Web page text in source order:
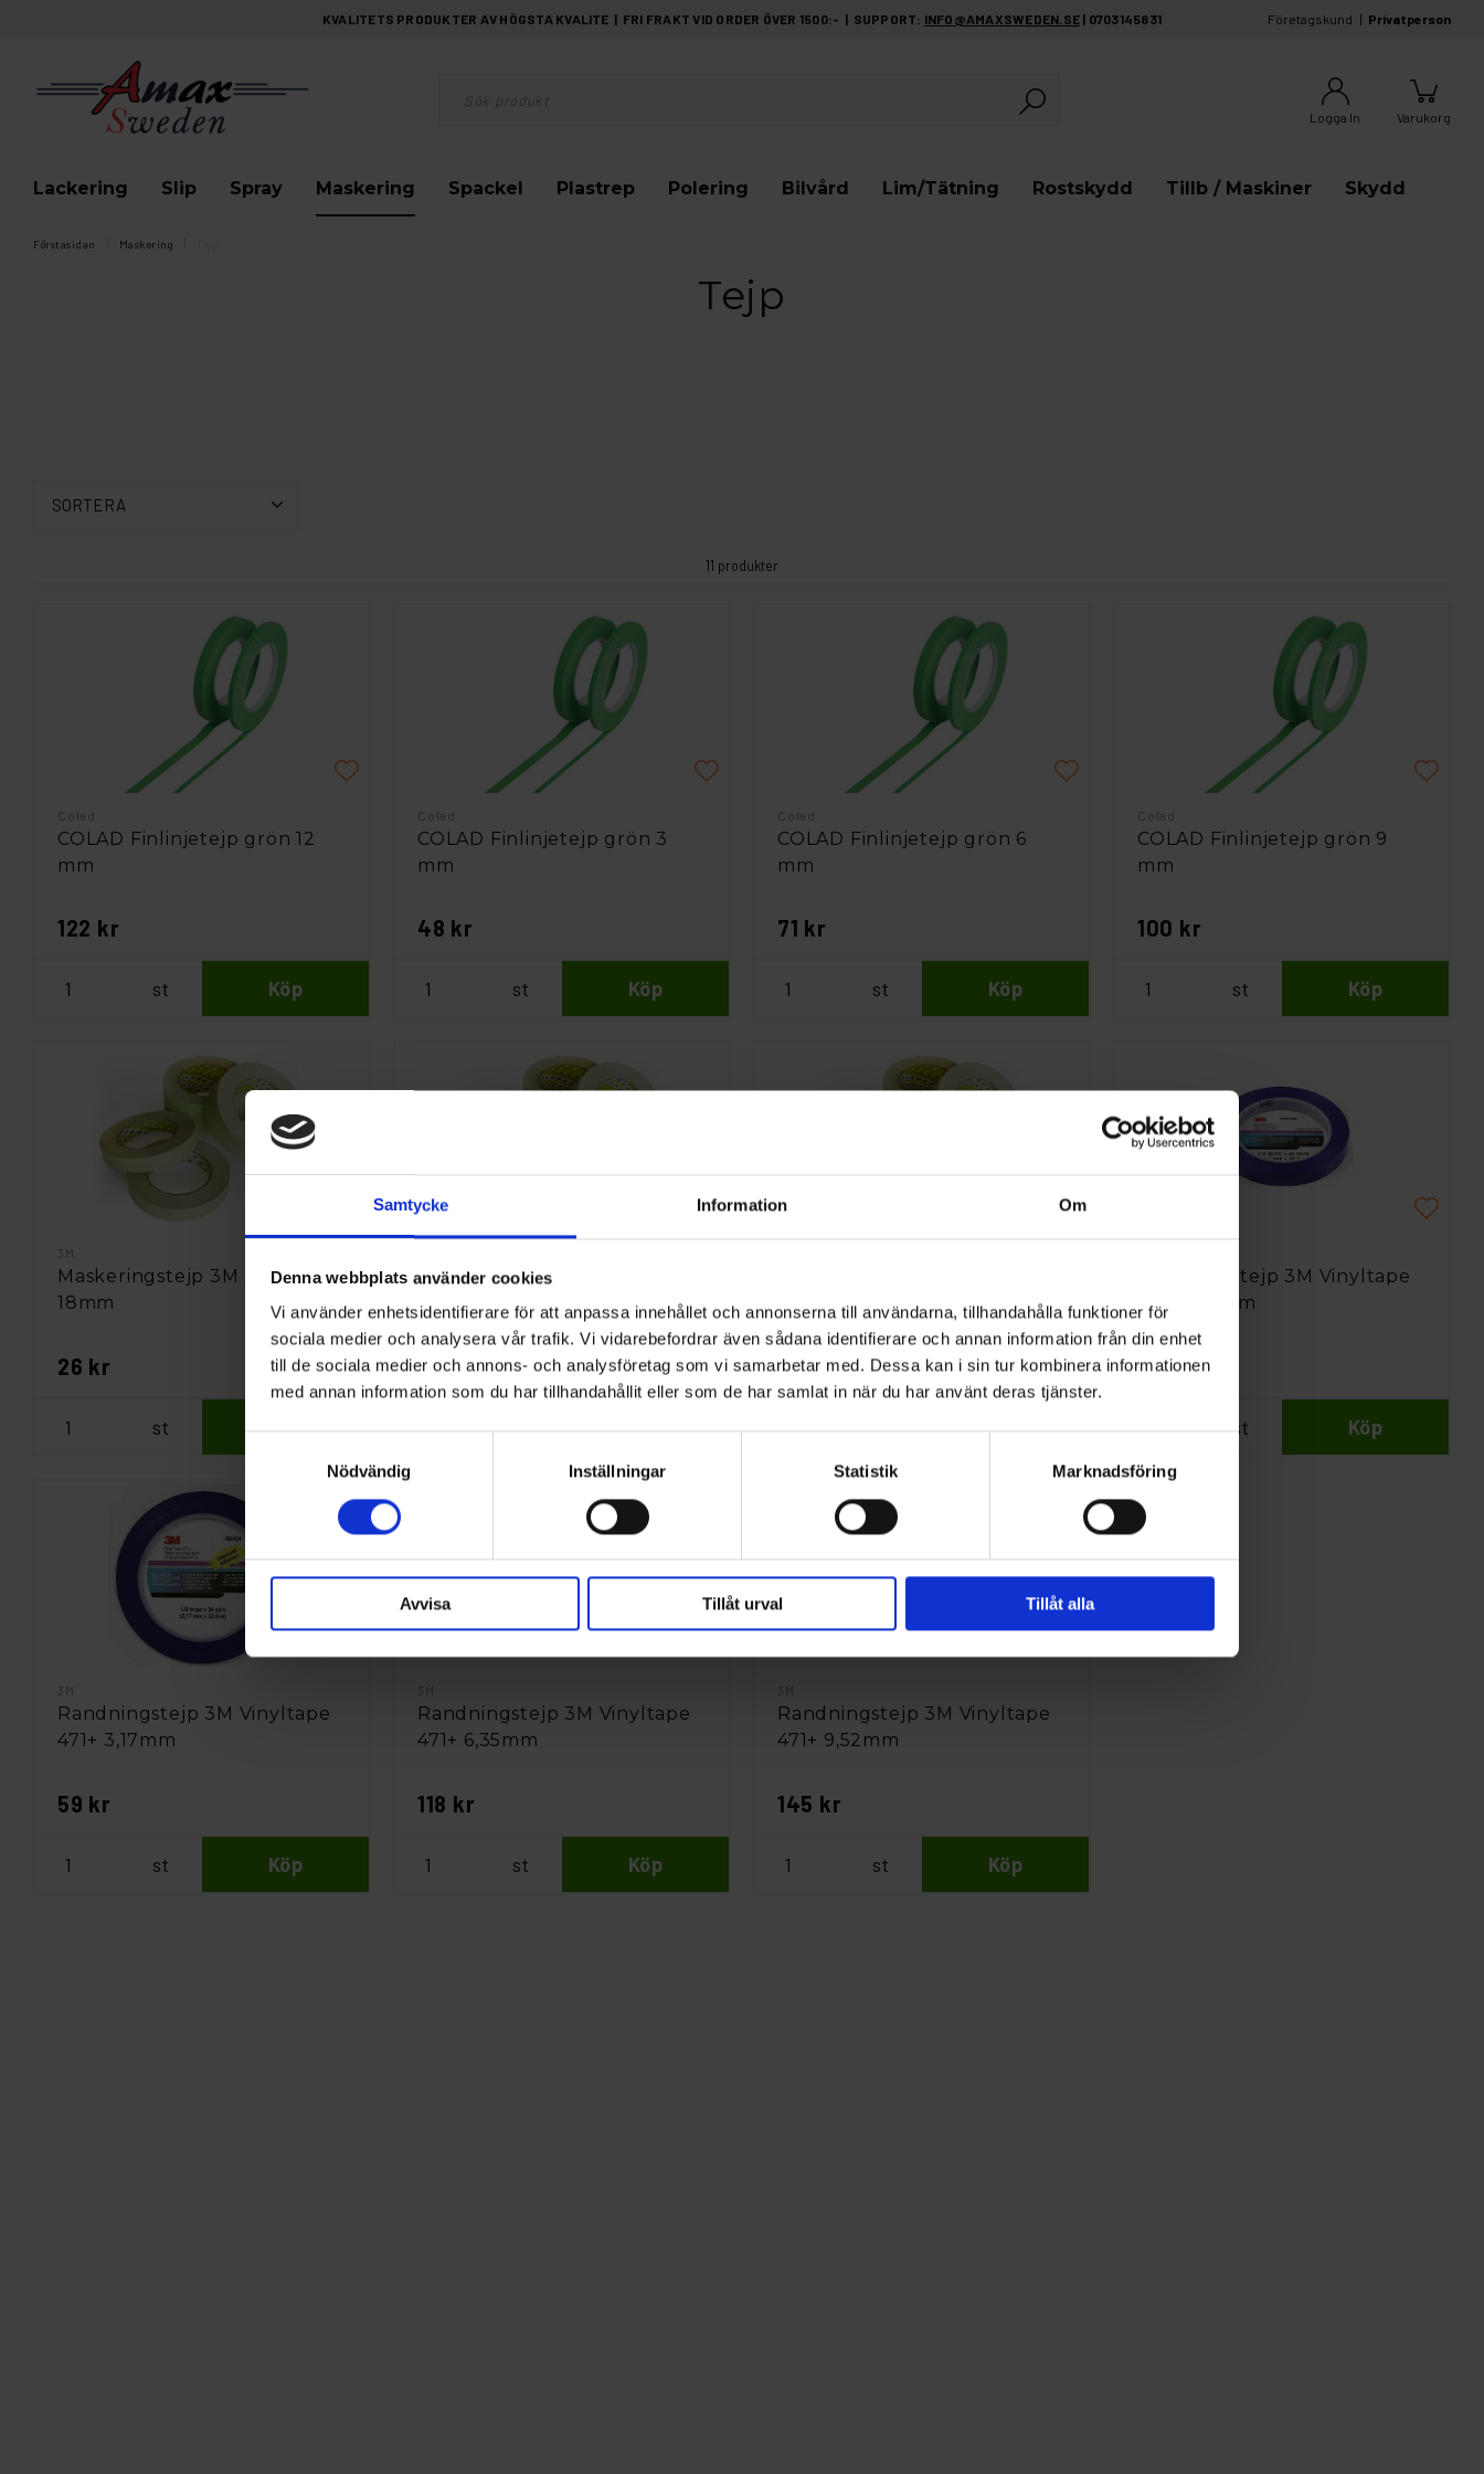
Samtycke Information Om
Denna webbplats använder cookies
Vi använder enhetsidentifierare för att anpassa innehållet och annonserna till användarna, tillhandahålla funktioner för
sociala medier och analysera vår trafik. Vi vidarebefordrar även sådana identifierare och annan information från din enhet
till de sociala medier och annons- och analysföretag som vi samarbetar med. Dessa kan i sin tur kombinera informationen
med annan information som du har tillhandahållit eller som de har samlat in när du har använt deras tjänster.
Nödvändig
Inställningar Statistik Marknadsföring
Avvisa Tillåt urval Tillåt alla
Företagskund Privatperson
KVALITETS PRODUKTER AV HÖGSTA KVALITE | FRI FRAKT VID ORDER ÖVER 1500:- | SUPPORT: INFO@AMAXSWEDEN.SE | 0703145831
Varukorg
Logga In
Lackering Slip Spray Maskering Spackel Plastrep Polering Bilvård Lim/Tätning Rostskydd Tillb / Maskiner Skydd
Förstasidan Maskering
Tejp
SORTERA
11 produkter
Colad
COLAD Finlinjetejp grön 12
mm
122 kr
st Köp
Colad
COLAD Finlinjetejp grön 3
mm
48 kr
st Köp
Colad
COLAD Finlinjetejp grön 6
mm
71 kr
st Köp
Colad
COLAD Finlinjetejp grön 9
mm
100 kr
st Köp
3M
Maskeringstejp 3M 3030
18mm
26 kr
st Köp
Maskeringstejp 3M 3030
24mm
33 kr
st Köp
50 kr
st Köp
Randningstejp 3M Vinyltape
471+ 12,7mm
237 kr
st Köp
3M
Randningstejp 3M Vinyltape
471+ 3,17mm
59 kr
st Köp
Randningstejp 3M Vinyltape
471+ 6,35mm
118 kr
st Köp
Randningstejp 3M Vinyltape
471+ 9,52mm
145 kr
st Köp